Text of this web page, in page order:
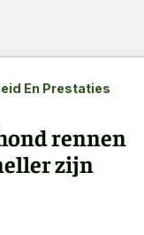
En Prestaties
rennen
zijn